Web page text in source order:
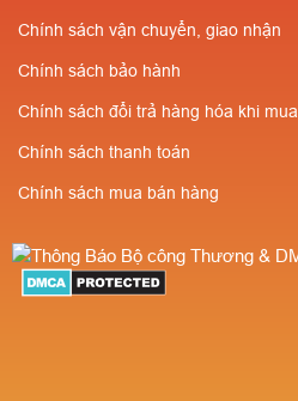
Chính sách vận chuyển, giao nhận
Chính sách bảo hành
Chính sách đổi trả hàng hóa khi mua
Chính sách thanh toán
Chính sách mua bán hàng